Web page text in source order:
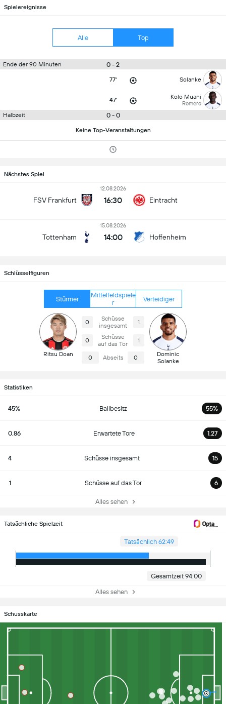
Spielereignisse
Alle Top
Ende der 90 Minuten 0 - 2
77' Solanke
47' Kolo Muani
Romero
Halbzeit 0 - 0
Keine Top-Veranstaltungen
Nächstes Spiel
FSV Frankfurt
12.08.2026
16:30 Eintracht
Tottenham
15.08.2026
14:00 Hoffenheim
Schlüsselfiguren
Stürmer
Mittelfeldspiele
r
Verteidiger
Ritsu Doan
0
Schüsse
insgesamt
1
0
Schüsse
auf das Tor
1
0 Abseits 0
Dominic
Solanke
Statistiken
45% Ballbesitz 55%
0.86 Erwartete Tore 1.27
4 Schüsse insgesamt 15
1 Schüsse auf das Tor 6
Alles sehen
Tatsächliche Spielzeit
Tatsächlich 62:49
Gesamtzeit 94:00
Alles sehen
Schusskarte